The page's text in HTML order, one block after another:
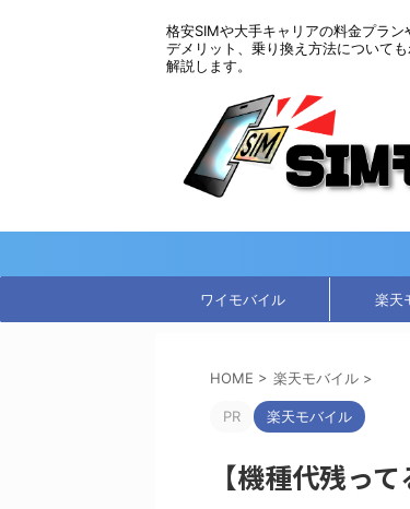
格安SIMや大手キャリアの料金プラン
デメリット、乗り換え方法についても
解説します。
ワイモバイル 楽天
HOME > 楽天モバイル >
PR 楽天モバイル
【機種代残っ